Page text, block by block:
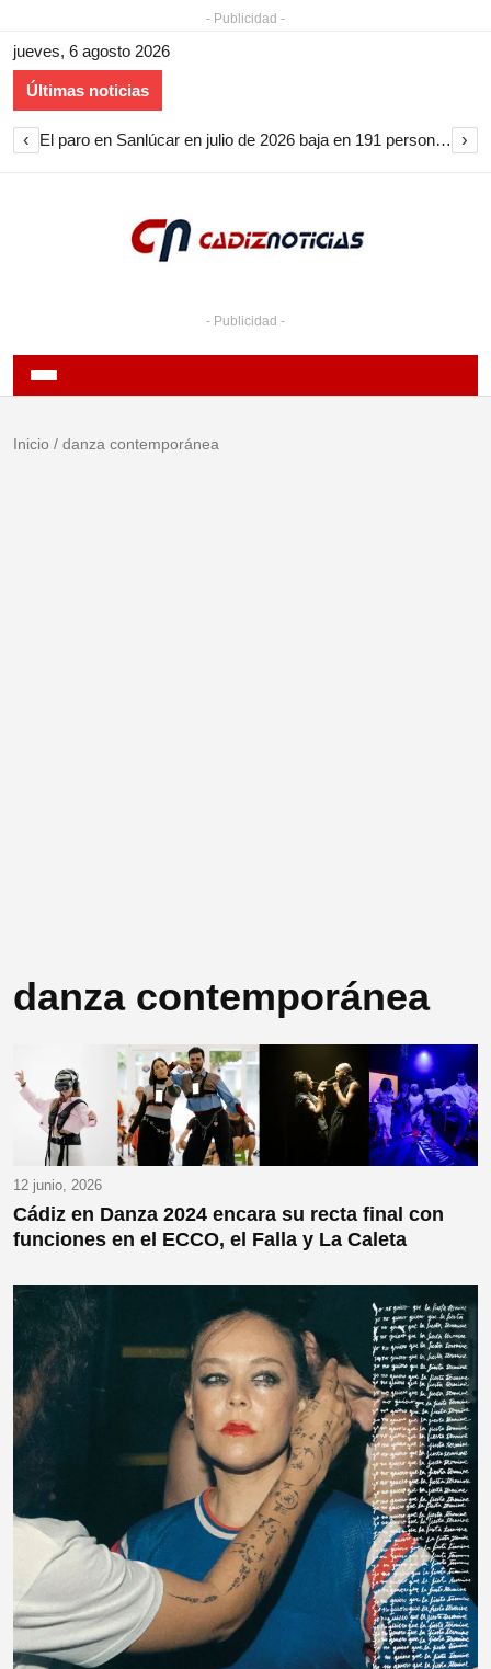
- Publicidad -
jueves, 6 agosto 2026
Últimas noticias
‹ El paro en Sanlúcar en julio de 2026 baja en 191 personas y encadena nueve meses de descenso ›
- Publicidad -
Inicio / danza contemporánea
danza contemporánea
12 junio, 2026
Cádiz en Danza 2024 encara su recta final con
funciones en el ECCO, el Falla y La Caleta